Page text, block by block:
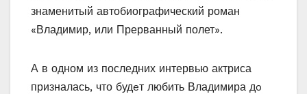
знаменитый автобиографический роман
«Владимир, или Прерванный полет».
А в одном из последних интервью актриса
призналась, что будeт любить Владимира дo